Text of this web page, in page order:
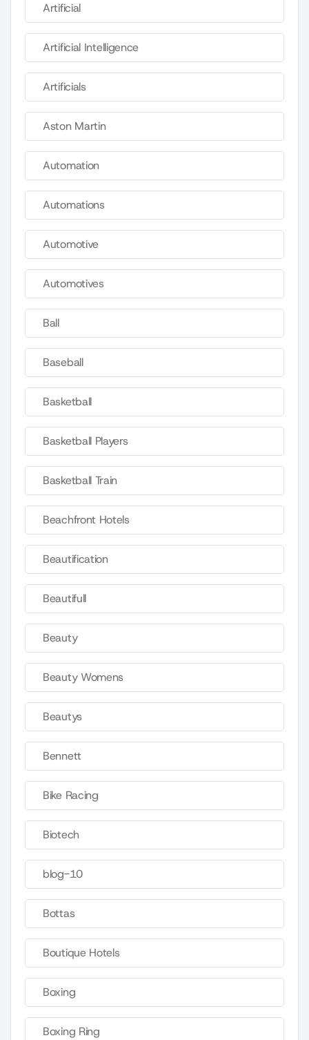
Artificial
Artificial Intelligence
Artificials
Aston Martin
Automation
Automations
Automotive
Automotives
Ball
Baseball
Basketball
Basketball Players
Basketball Train
Beachfront Hotels
Beautification
Beautifull
Beauty
Beauty Womens
Beautys
Bennett
Bike Racing
Biotech
blog-10
Bottas
Boutique Hotels
Boxing
Boxing Ring